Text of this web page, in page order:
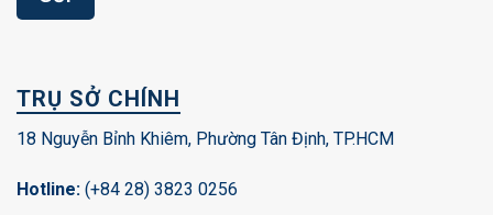
TRỤ SỞ CHÍNH
18 Nguyễn Bỉnh Khiêm, Phường Tân Định, TP.HCM
Hotline: (+84 28) 3823 0256